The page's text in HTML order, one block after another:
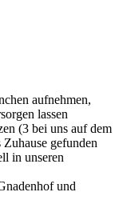
aufnehmen,
lassen
(3 bei uns auf dem
gefunden
in unseren
und